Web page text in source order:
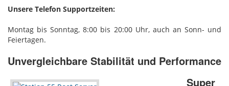
Unsere Telefon Supportzeiten:
Montag bis Sonntag, 8:00 bis 20:00 Uhr, auch an Sonn- und
Feiertagen.
Unvergleichbare Stabilität und Performance
Super